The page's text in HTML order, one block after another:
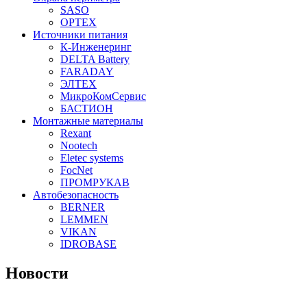
SASO
OPTEX
Источники питания
К-Инженеринг
DELTA Battery
FARADAY
ЭЛТЕХ
МикроКомСервис
БАСТИОН
Монтажные материалы
Rexant
Nootech
Eletec systems
FocNet
ПРОМРУКАВ
Автобезопасность
BERNER
LEMMEN
VIKAN
IDROBASE
Новости